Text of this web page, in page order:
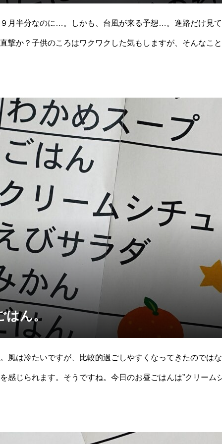
月半分なのに…。しかも、台風が来る予想…。進路だけ見
撃か？子供のころはワクワクした気もしますが、そんなこ
はん。
風は冷たいですが、比較的過ごしやすくなってきたのでは
感じられます。そうですね。今日のお昼ごはんは”クリーム